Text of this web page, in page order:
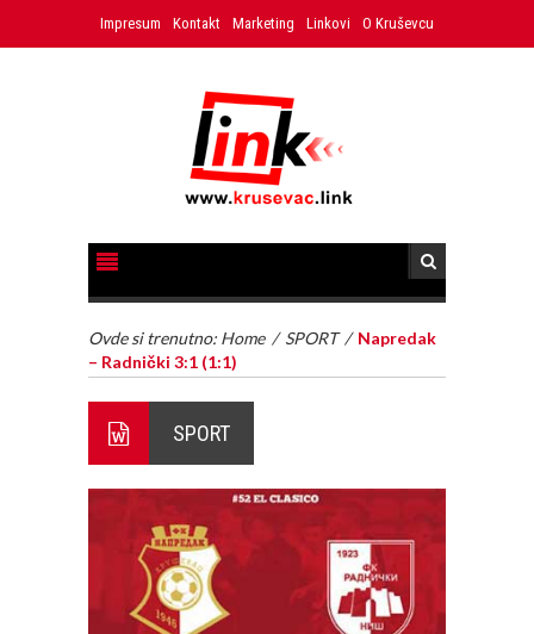
Impresum Kontakt Marketing Linkovi O Kruševcu
Ovde si trenutno: Home / SPORT / Napredak
– Radnički 3:1 (1:1)
SPORT